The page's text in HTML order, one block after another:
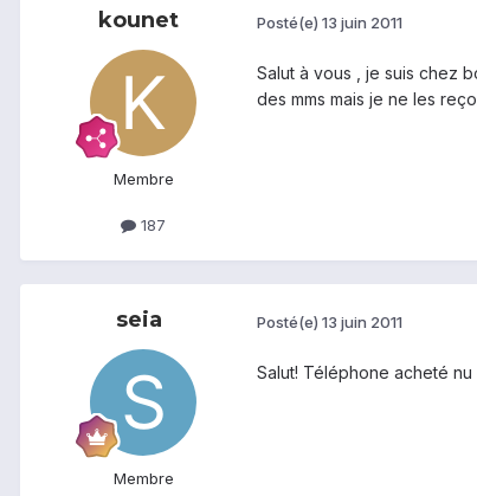
kounet
Membre
187
Posté(e) 13 juin 2011
Salut à vous , je suis chez
des mms mais je ne les
seia
Membre
Posté(e) 13 juin 2011
Salut! Téléphone acheté